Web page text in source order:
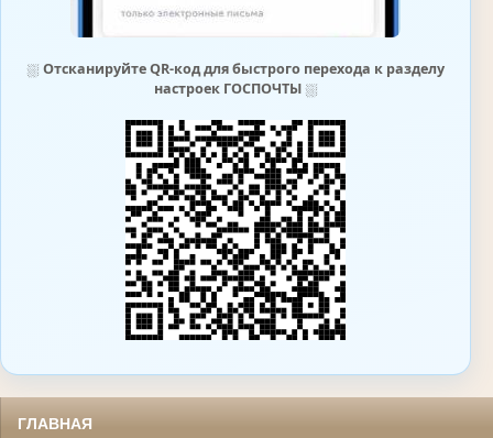
⛆ Отсканируйте QR-код для быстрого перехода к разделу
настроек ГОСПОЧТЫ⛆
ГЛАВНАЯ